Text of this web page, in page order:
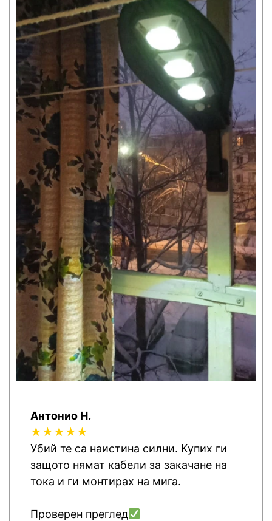
Антонио H.
★★★★★
Убий те са наистина силни. Купих ги
защото нямат кабели за закачане на
тока и ги монтирах на мига.
Проверен преглед